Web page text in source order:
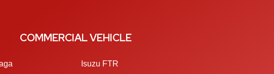
COMMERCIAL VEHICLE
Isuzu FTR